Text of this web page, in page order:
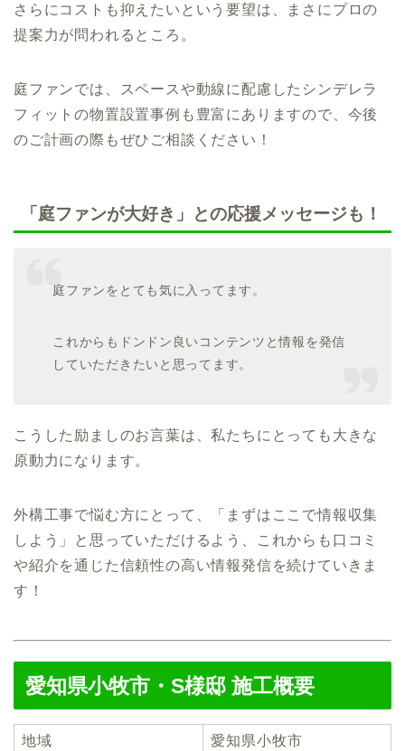
さらにコストも抑えたいという要望は、まさにプロの
提案力が問われるところ。
庭ファンでは、スペースや動線に配慮したシンデレラ
フィットの物置設置事例も豊富にありますので、今後
のご計画の際もぜひご相談ください！
「庭ファンが大好き」との応援メッセージも！
庭ファンをとても気に入ってます。
これからもドンドン良いコンテンツと情報を発信
していただきたいと思ってます。
こうした励ましのお言葉は、私たちにとっても大きな
原動力になります。
外構工事で悩む方にとって、「まずはここで情報収集
しよう」と思っていただけるよう、これからも口コミ
や紹介を通じた信頼性の高い情報発信を続けていきま
す！
愛知県小牧市・S様邸 施工概要
地域 愛知県小牧市